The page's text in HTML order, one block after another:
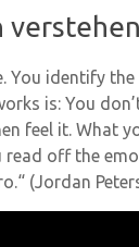
verstehen
You identify
is: You
feel it. What
off the
(Jordan